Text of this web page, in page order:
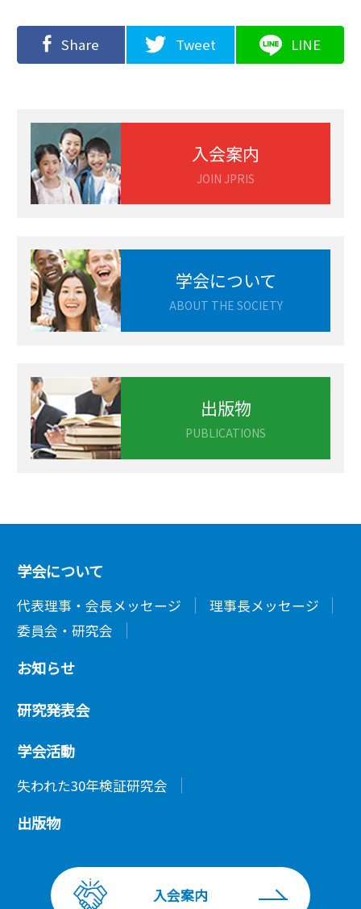
Share Tweet LINE
入会案内
JOIN JPRIS
学会について
ABOUT THE SOCIETY
出版物
PUBLICATIONS
学会について
代表理事・会長メッセージ
理事長メッセージ
委員会・研究会
お知らせ
研究発表会
学会活動
失われた30年検証研究会
出版物
入会案内